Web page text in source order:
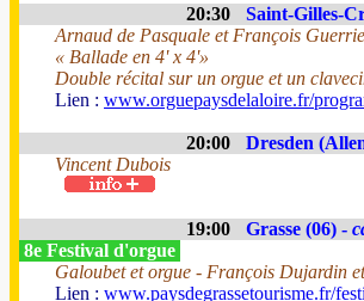
20:30
Saint-Gilles-
Arnaud de Pasquale et François
« Ballade en 4' x 4'»
Double récital sur un orgue et un
Lien : www.orguepaysdelaloire.fr/
20:00 Dresden
Vincent Dubois
19:00 Grasse (06) -
8e Festival d'orgue
Galoubet et orgue - François Dujardin
Lien : www.paysdegrassetourisme.fr/